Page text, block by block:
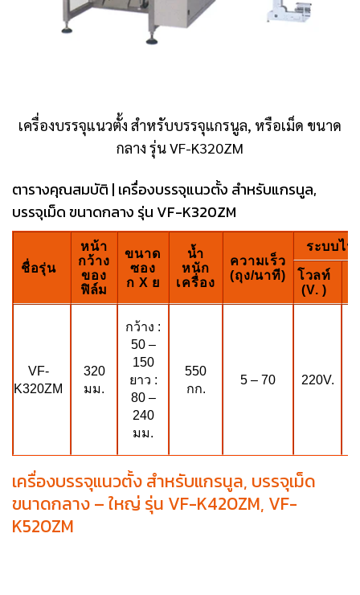
เครื่องบรรจุแนวตั้ง สำหรับบรรจุแกรนูล, หรือเม็ด ขนาด
กลาง รุ่น VF-K320ZM
ตารางคุณสมบัติ | เครื่องบรรจุแนวตั้ง สำหรับแกรนูล,
บรรจุเม็ด ขนาดกลาง รุ่น VF-K320ZM
ชื่อรุ่น
หน้า
กว้าง
ของ
ฟิล์ม
ขนาด
ซอง
ก X ย
น้ำ
หนัก
เครื่อง
ความเร็ว
(ถุง/นาที)
ระบบไฟ
โวลท์
(V. )
VF-
K320ZM
320
มม.
กว้าง :
50 –
150
ยาว :
80 –
240
มม.
550
กก.
5 – 70 220V.
เครื่องบรรจุแนวตั้ง สำหรับแกรนูล, บรรจุเม็ด
ขนาดกลาง – ใหญ่ รุ่น VF-K420ZM, VF-
K520ZM